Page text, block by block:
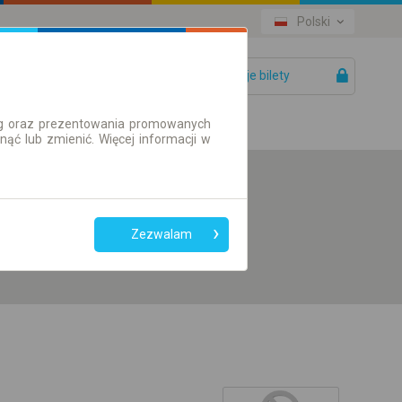
Polski
Twoje bilety
przesiadek
Tylko bilet online
oraz prezentowania promowanych
lub zmienić. Więcej informacji w
Zezwalam